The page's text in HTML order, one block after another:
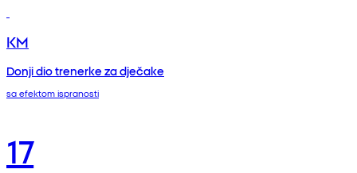
KM
Donji dio trenerke za dječake
sa efektom ispranosti
17